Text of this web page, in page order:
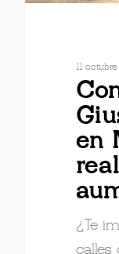
11
en
¿Te
calles